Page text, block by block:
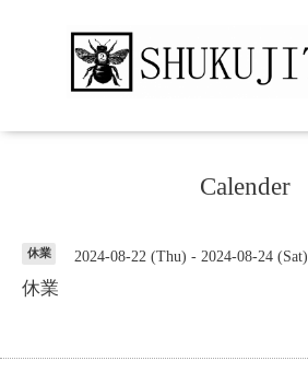
Calender
休業 2024-08-22 (Thu) - 2024-08-24 (Sat)
休業